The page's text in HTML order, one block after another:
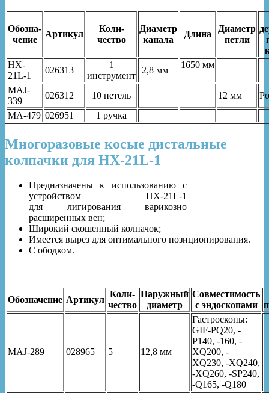
Обозна-
чение
Артикул
Коли-
чество
Диаметр
канала
Длина
Диаметр
петли
HX-
21L-1
026313
1
инструмент
2,8 мм
1650 мм
MAJ-
339
026312 10 петель 12 мм
MA-479 026951 1 ручка
Многоразовые косые дистальные
колпачки для HX-21L-1
Предназначены к использованию с
устройством HX-21L-1
для лигирования варикозно
расширенных вен;
Широкий cкошенный колпачок;
Имеется вырез для оптимального позиционирования.
С ободком.
Обозначение Артикул
Коли-
чество
Наружный
диаметр
Совместимость
с эндоскопами
MAJ-289 028965 5 12,8 мм
Гастроскопы:
GIF-PQ20, -
P140, -160, -
XQ200, -
XQ230, -XQ240,
-XQ260, -SP240,
-Q165, -Q180